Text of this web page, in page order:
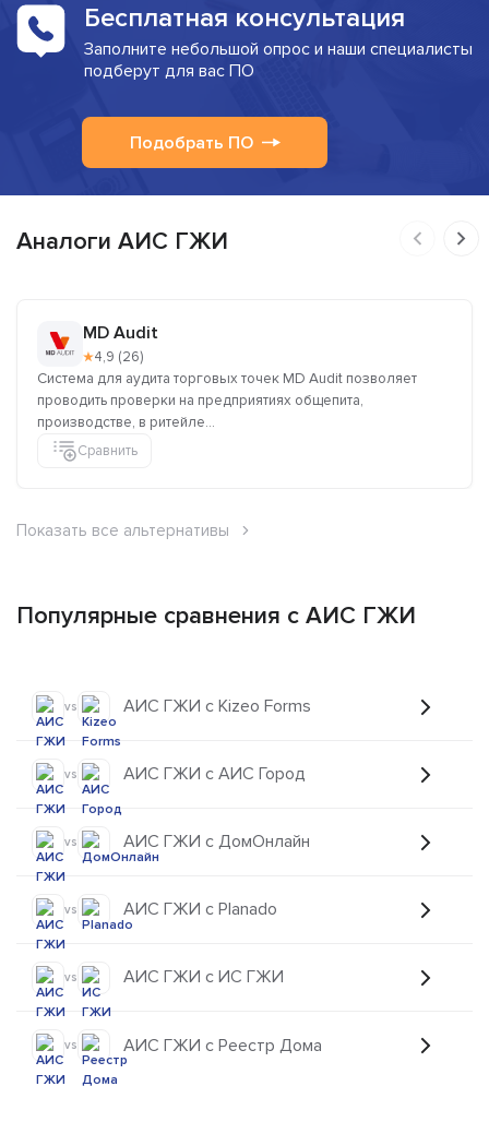
Бесплатная консультация
Заполните небольшой опрос и наши специалисты
подберут для вас ПО
Подобрать ПО
Аналоги АИС ГЖИ
MD Audit
★4,9 (26)
Система для аудита торговых точек MD Audit позволяет
проводить проверки на предприятиях общепита,
производстве, в ритейле...
Сравнить
Показать все альтернативы
Популярные сравнения с АИС ГЖИ
vs АИС ГЖИ с Kizeo Forms
vs АИС ГЖИ с АИС Город
vs АИС ГЖИ с ДомОнлайн
vs АИС ГЖИ с Planado
vs АИС ГЖИ с ИС ГЖИ
vs АИС ГЖИ с Реестр Дома